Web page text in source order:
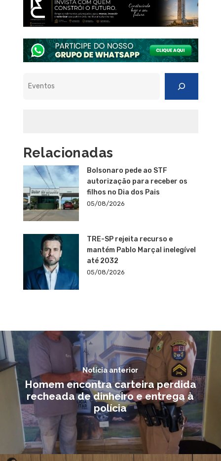
Relacionadas
Bolsonaro pede ao STF
autorização para receber os
filhos no Dia dos Pais
05/08/2026
TRE-SP rejeita recurso e
mantém Pablo Marçal inelegível
até 2032
05/08/2026
Notícia anterior
Homem encontra carteira perdida
recheada de dinheiro e entrega à
polícia